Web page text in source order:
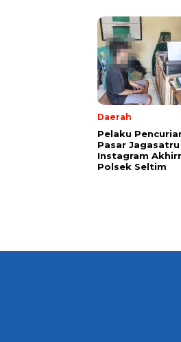
Daerah
Pelaku
Pasar
Instagram
Polsek Seltim